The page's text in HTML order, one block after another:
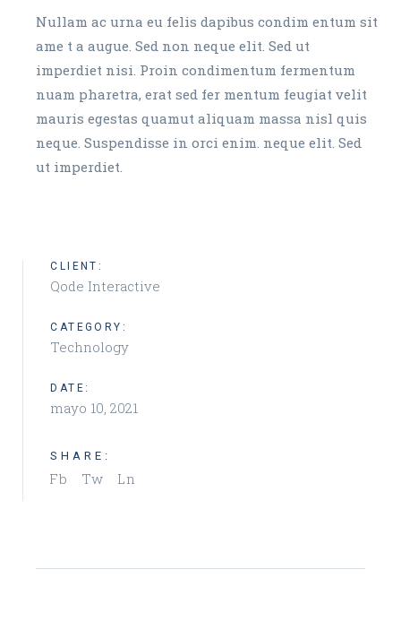
Nullam ac urna eu felis dapibus condim entum sit
ame t a augue. Sed non neque elit. Sed ut
imperdiet nisi. Proin condimentum fermentum
nuam pharetra, erat sed fer mentum feugiat velit
mauris egestas quamut aliquam massa nisl quis
neque. Suspendisse in orci enim. neque elit. Sed
ut imperdiet.
CLIENT:
Qode Interactive
CATEGORY:
Technology
DATE:
mayo 10, 2021
SHARE:
Fb Tw Ln